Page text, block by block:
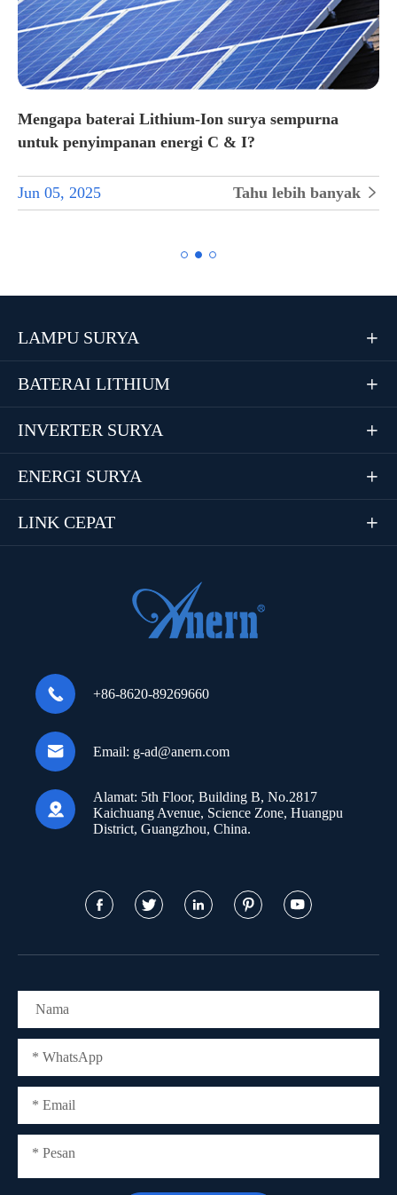
Mengapa baterai Lithium-Ion surya sempurna
untuk penyimpanan energi C & I?
Jun 05, 2025 Tahu lebih banyak 
LAMPU SURYA 
BATERAI LITHIUM 
INVERTER SURYA 
ENERGI SURYA 
LINK CEPAT 
 +86-8620-89269660
 Email: g-ad@anern.com

Alamat: 5th Floor, Building B, No.2817
Kaichuang Avenue, Science Zone, Huangpu
District, Guangzhou, China.
    